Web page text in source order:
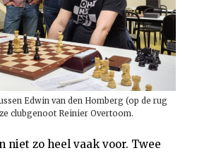
Edwin van den Homberg (op de rug
clubgenoot Reinier Overtoom.
niet zo heel vaak voor. Twee